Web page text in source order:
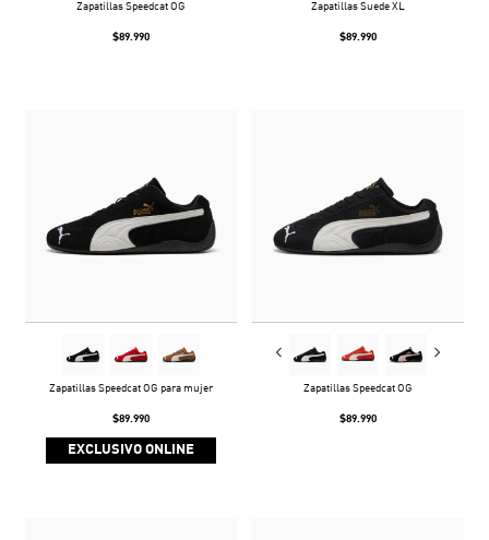
Zapatillas Speedcat OG
$89.990
Zapatillas Suede XL
$89.990
Zapatillas Speedcat OG para mujer
$89.990
EXCLUSIVO ONLINE
Zapatillas Speedcat OG
$89.990